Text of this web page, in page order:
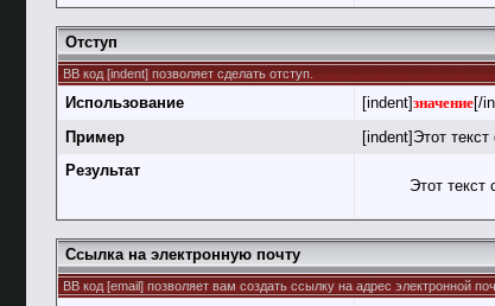
Отступ
BB код [indent] позволяет сделать отступ.
Использование [indent]значение[/
Пример
[indent]Этот
Результат
Этот текст
Ссылка на электронную почту
BB код [email] позволяет вам создать ссылку на адрес электронной